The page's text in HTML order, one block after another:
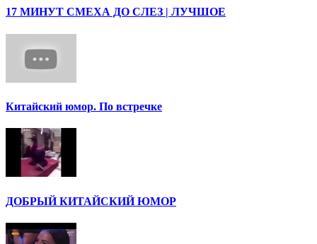
17 МИНУТ СМЕХА ДО СЛЕЗ | ЛУЧШОЕ
Китайский юмор. По встречке
ДОБРЫЙ КИТАЙСКИЙ ЮМОР